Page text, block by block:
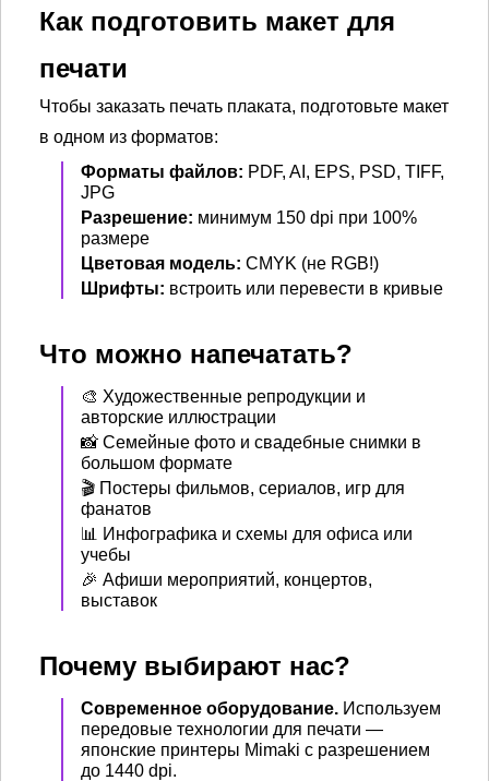
Как подготовить макет для
печати
Чтобы заказать печать плаката, подготовьте макет
в одном из форматов:
Форматы файлов: PDF, AI, EPS, PSD, TIFF,
JPG
Разрешение: минимум 150 dpi при 100%
размере
Цветовая модель: CMYK (не RGB!)
Шрифты: встроить или перевести в кривые
Что можно напечатать?
🎨 Художественные репродукции и
авторские иллюстрации
📸 Семейные фото и свадебные снимки в
большом формате
🎬 Постеры фильмов, сериалов, игр для
фанатов
📊 Инфографика и схемы для офиса или
учебы
🎉 Афиши мероприятий, концертов,
выставок
Почему выбирают нас?
Современное оборудование. Используем
передовые технологии для печати —
японские принтеры Mimaki с разрешением
до 1440 dpi.